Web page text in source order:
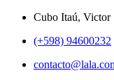
Cubo Itaú, Victor
(+598) 94600232